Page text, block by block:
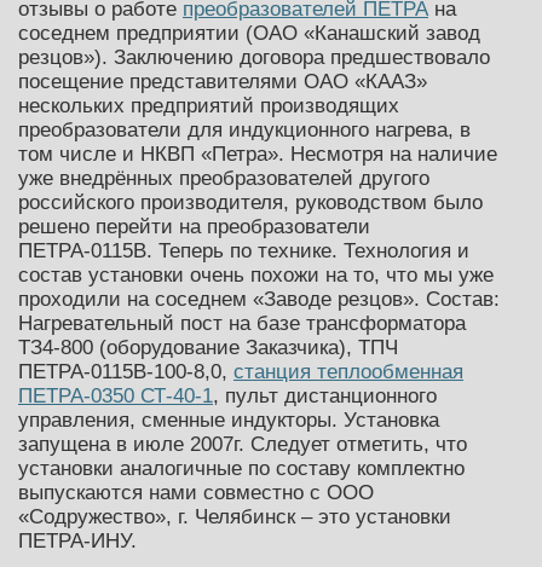
отзывы о работе преобразователей ПЕТРА на
соседнем предприятии (ОАО «Канашский завод
резцов»). Заключению договора предшествовало
посещение представителями ОАО «КААЗ»
нескольких предприятий производящих
преобразователи для индукционного нагрева, в
том числе и НКВП «Петра». Несмотря на наличие
уже внедрённых преобразователей другого
российского производителя, руководством было
решено перейти на преобразователи
ПЕТРА-0115В. Теперь по технике. Технология и
состав установки очень похожи на то, что мы уже
проходили на соседнем «Заводе резцов». Состав:
Нагревательный пост на базе трансформатора
ТЗ4-800 (оборудование Заказчика), ТПЧ
ПЕТРА-0115В-100-8,0, станция теплообменная
ПЕТРА-0350 СТ-40-1, пульт дистанционного
управления, сменные индукторы. Установка
запущена в июле 2007г. Следует отметить, что
установки аналогичные по составу комплектно
выпускаются нами совместно с ООО
«Содружество», г. Челябинск – это установки
ПЕТРА-ИНУ.